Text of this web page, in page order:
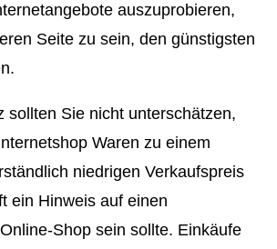
auszuprobieren,
Seite zu sein, den günstigsten
sollten Sie nicht unterschätzen,
Waren zu einem
niedrigen Verkaufspreis
ein Hinweis auf einen
Shop sein sollte. Einkäufe